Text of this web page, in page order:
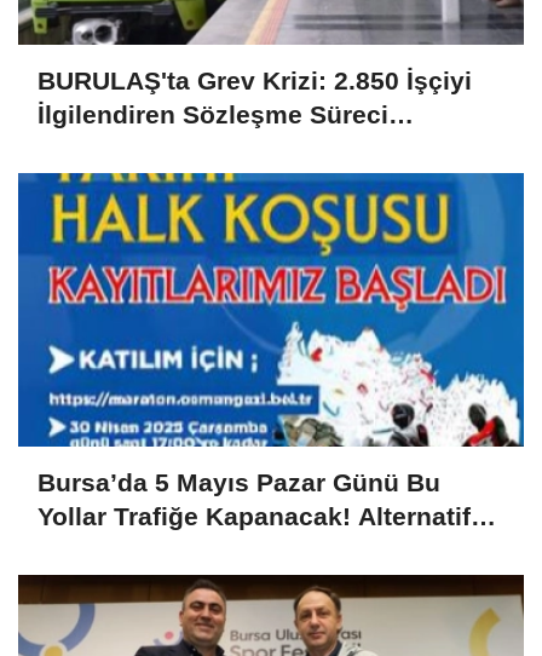
BURULAŞ'ta Grev Krizi: 2.850 İşçiyi
İlgilendiren Sözleşme Süreci
Bursa’da 5 Mayıs Pazar Günü Bu
Yollar Trafiğe Kapanacak! Alternatif